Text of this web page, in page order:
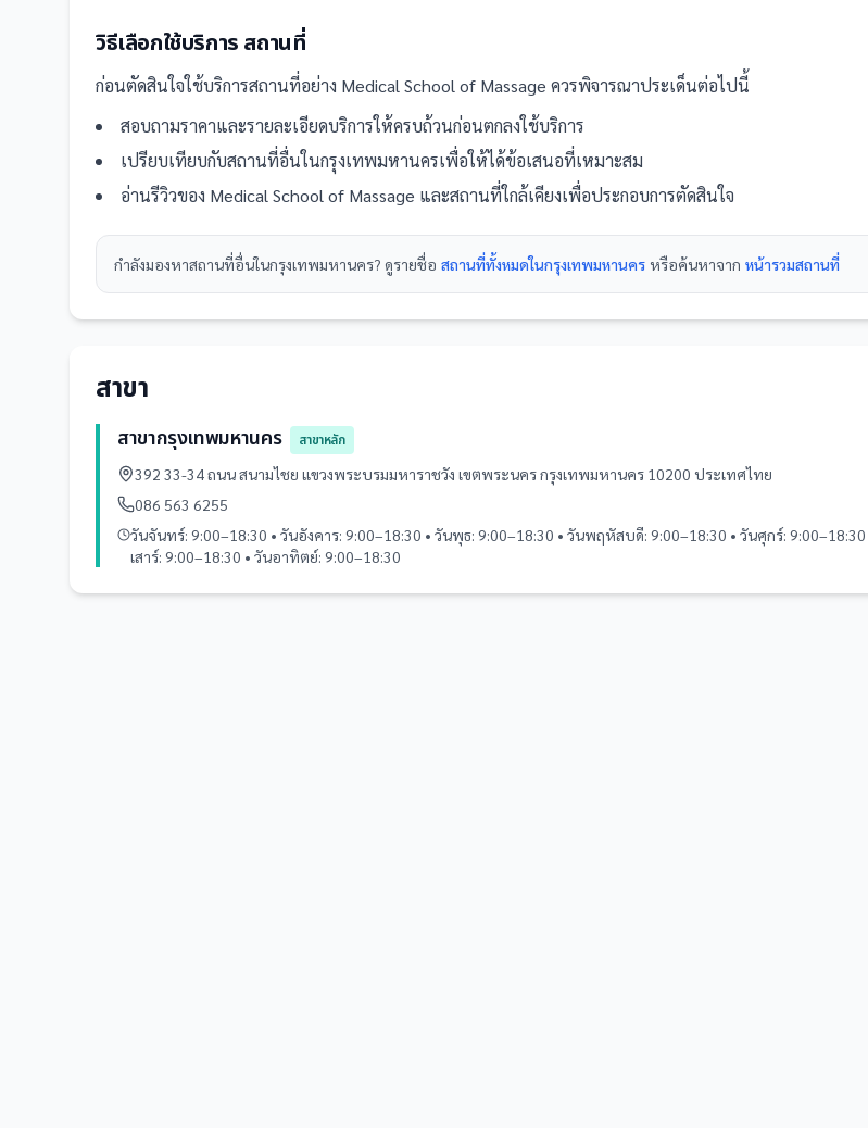
วิธีเลือกใช้บริการ สถานที่
ก่อนตัดสินใจใช้บริการสถานที่อย่าง Medical School of Massage ควรพิจารณาประเด็นต่อไปนี้
สอบถามราคาและรายละเอียดบริการให้ครบถ้วนก่อนตกลงใช้บริการ
เปรียบเทียบกับสถานที่อื่นในกรุงเทพมหานครเพื่อให้ได้ข้อเสนอที่เหมาะสม
อ่านรีวิวของ Medical School of Massage และสถานที่ใกล้เคียงเพื่อประกอบการตัดสินใจ
กำลังมองหาสถานที่อื่นในกรุงเทพมหานคร? ดูรายชื่อ สถานที่ทั้งหมดในกรุงเทพมหานคร หรือค้นหาจาก หน้ารวมสถานที่
สาขา
สาขากรุงเทพมหานคร
สาขาหลัก
392 33-34 ถนน สนามไชย แขวงพระบรมมหาราชวัง เขตพระนคร กรุงเทพมหานคร 10200 ประเทศไทย
086 563 6255
วันจันทร์: 9:00–18:30 • วันอังคาร: 9:00–18:30 • วันพุธ: 9:00–18:30 • วันพฤหัสบดี: 9:00–18:30 • วันศุกร์: 9:00–18:30
เสาร์: 9:00–18:30 • วันอาทิตย์: 9:00–18:30